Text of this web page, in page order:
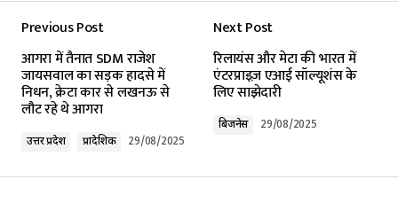
Required fields are marked*
Comment
Previous Post
आगरा में तैनात SDM राजेश
जायसवाल का सड़क हादसे में
निधन, क्रेटा कार से लखनऊ से
लौट रहे थे आगरा
उत्तर प्रदेश प्रादेशिक 29/08/2025
Next Post
रिलायंस और मेटा की भारत में
एंटरप्राइज़ एआई सॉल्यूशंस के
लिए साझेदारी
बिजनेस 29/08/2025